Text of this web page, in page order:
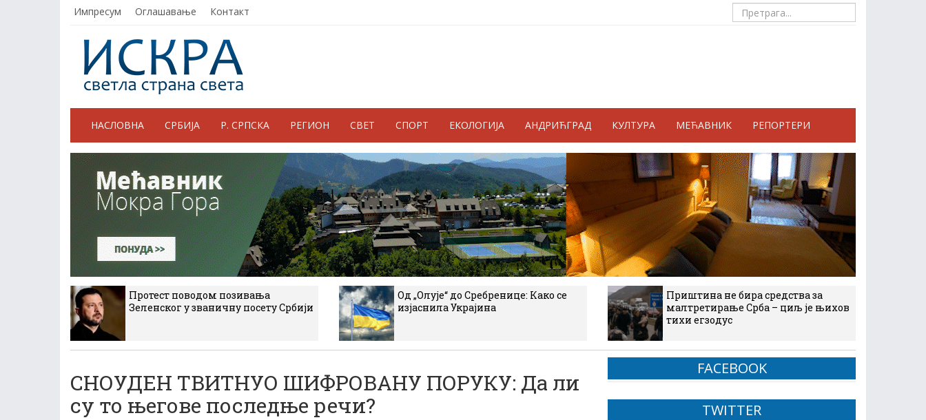
Импресум Оглашавање Контакт
НАСЛОВНА СРБИЈА Р. СРПСКА РЕГИОН СВЕТ СПОРТ ЕКОЛОГИЈА АНДРИЋГРАД КУЛТУРА МЕЋАВНИК РЕПОРТЕРИ
Протест поводом позивања
Зеленског у званичну посету Србији
Од „Олује“ до Сребренице: Како се
изјаснила Украјина
Приштина не бира средства за
малтретирање Срба – циљ је њихов
тихи егзодус
СНОУДЕН ТВИТНУО ШИФРОВАНУ ПОРУКУ: Да ли
су то његове последње речи?
FACEBOOK
TWITTER